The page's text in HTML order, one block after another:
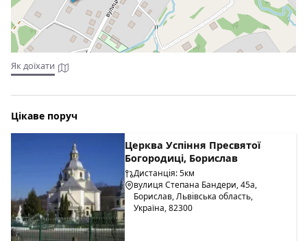
Як доїхати
Цікаве поруч
Церква Успіння Пресвятої
Богородиці, Борислав
Дистанція: 5км
вулиця Степана Бандери, 45а,
Борислав, Львівська область,
Україна, 82300